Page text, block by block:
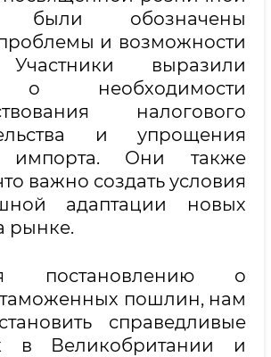
были обозначены
и возможности
Участники выразили
необходимости
налогового
и упрощения
импорта. Они также
важно создать условия
адаптации новых
рынке.
постановлению о
пошлин, нам
справедливые
в Великобритании и